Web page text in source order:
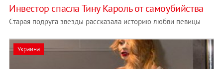
Инвестор спасла Тину Кароль от самоубийства
Старая подруга звезды рассказала историю любви певицы
Украина